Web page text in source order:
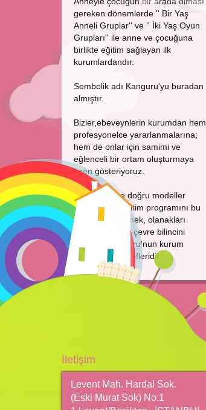
gereken dönemlerde '' Bir Yaş
Anneli Gruplar'' ve '' İki Yaş Oyun
Grupları'' ile anne ve çocuğuna
birlikte eğitim sağlayan ilk
kurumlardandır.
Sembolik adı Kanguru'yu buradan
almıştır.
Bizler,ebeveynlerin kurumdan hem
profesyonelce yararlanmalarına;
hem de onlar için samimi ve
eğlenceli bir ortam oluşturmaya
özen gösteriyoruz.
Ayrıca ekipçe doğru modeller
oluşturmak; eğitim programını bu
bilinçle geliştirmek, olanakları
genişletmek ve çevre bilincini
artırmak Kanguru'nun kurum
olarak ana hedefleridir.
İletişim
Levent Mah. Hardal Sok.
(Eski Murat Sok) No:1